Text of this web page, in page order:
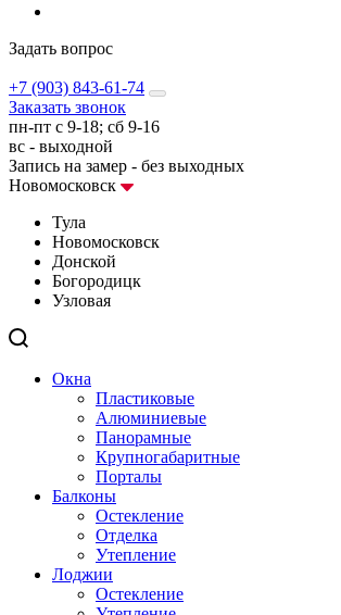
Задать вопрос
+7 (903) 843-61-74
Заказать звонок
пн-пт с 9-18; сб 9-16
вс - выходной
Запись на замер - без выходных
Новомосковск
Тула
Новомосковск
Донской
Богородицк
Узловая
Окна
Пластиковые
Алюминиевые
Панорамные
Крупногабаритные
Порталы
Балконы
Остекление
Отделка
Утепление
Лоджии
Остекление